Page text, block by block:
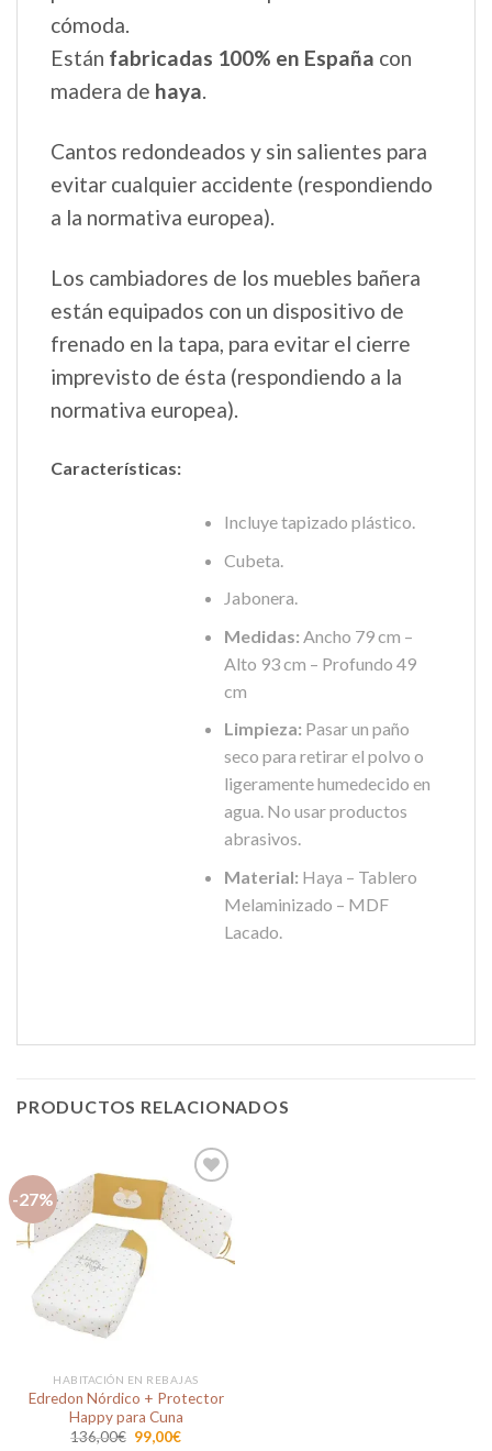
cómoda.
Están fabricadas 100% en España con
madera de haya.
Cantos redondeados y sin salientes para
evitar cualquier accidente (respondiendo
a la normativa europea).
Los cambiadores de los muebles bañera
están equipados con un dispositivo de
frenado en la tapa, para evitar el cierre
imprevisto de ésta (respondiendo a la
normativa europea).
Características:
Incluye tapizado plástico.
Cubeta.
Jabonera.
Medidas: Ancho 79 cm –
Alto 93 cm – Profundo 49
cm
Limpieza: Pasar un paño
seco para retirar el polvo o
ligeramente humedecido en
agua. No usar productos
abrasivos.
Material: Haya – Tablero
Melaminizado – MDF
Lacado.
PRODUCTOS RELACIONADOS
-27%
Añadir
a la
HABITACIÓN EN REBAJAS
Edredon Nórdico + Protector
Happy para Cuna
136,00€ El
99,00€El